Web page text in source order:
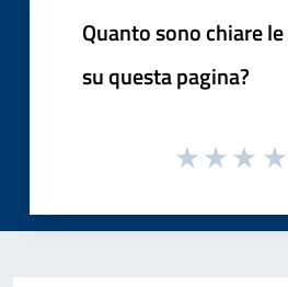
Quanto sono chiare
su questa pagina?